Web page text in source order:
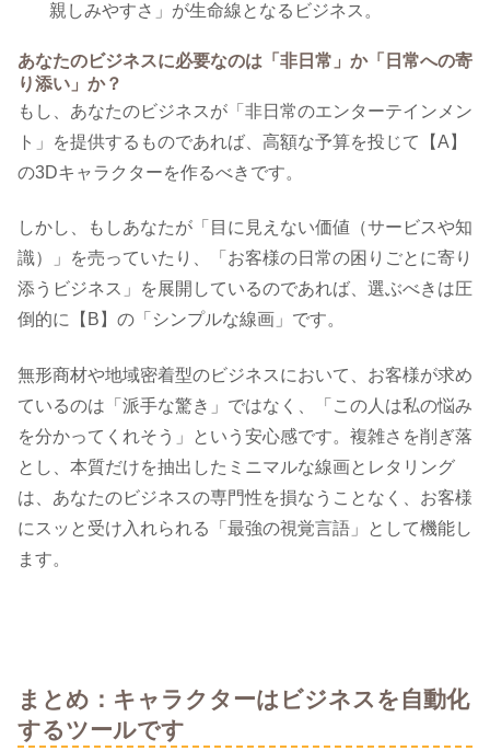
親しみやすさ」が生命線となるビジネス。
あなたのビジネスに必要なのは「非日常」か「日常への寄
り添い」か？
もし、あなたのビジネスが「非日常のエンターテインメン
ト」を提供するものであれば、高額な予算を投じて【A】
の3Dキャラクターを作るべきです。
しかし、もしあなたが「目に見えない価値（サービスや知
識）」を売っていたり、「お客様の日常の困りごとに寄り
添うビジネス」を展開しているのであれば、選ぶべきは圧
倒的に【B】の「シンプルな線画」です。
無形商材や地域密着型のビジネスにおいて、お客様が求め
ているのは「派手な驚き」ではなく、「この人は私の悩み
を分かってくれそう」という安心感です。複雑さを削ぎ落
とし、本質だけを抽出したミニマルな線画とレタリング
は、あなたのビジネスの専門性を損なうことなく、お客様
にスッと受け入れられる「最強の視覚言語」として機能し
ます。
まとめ：キャラクターはビジネスを自動化
するツールです